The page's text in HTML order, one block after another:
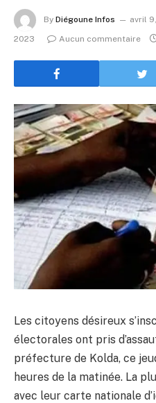
By Diégoune Infos avril
2023
Aucun commentaire
Les citoyens désireux
électorales ont pris
préfecture de Kolda, ce
heures de la matinée. La
avec leur carte nationale